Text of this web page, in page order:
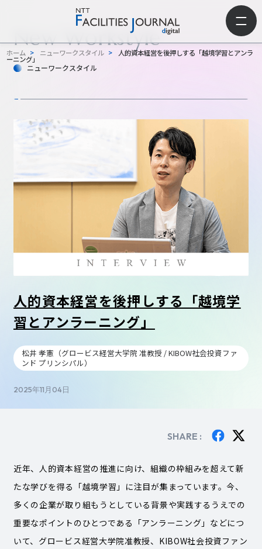
ホーム > ニューワークスタイル > 人的資本経営を後押しする「越境学習とアンラ
ーニング」
New Workstyle
ニューワークスタイル
人的資本経営を後押しする「越境学
習とアンラーニング」
松井 孝憲（グロービス経営大学院 准教授 / KIBOW社会投資ファ
ンド プリンシパル）
2025年11月04日
SHARE :
近年、人的資本経営の推進に向け、組織の枠組みを超えて新
たな学びを得る「越境学習」に注目が集まっています。今、
多くの企業が取り組もうとしている背景や実践するうえでの
重要なポイントのひとつである「アンラーニング」などにつ
いて、グロービス経営大学院准教授、KIBOW社会投資ファン